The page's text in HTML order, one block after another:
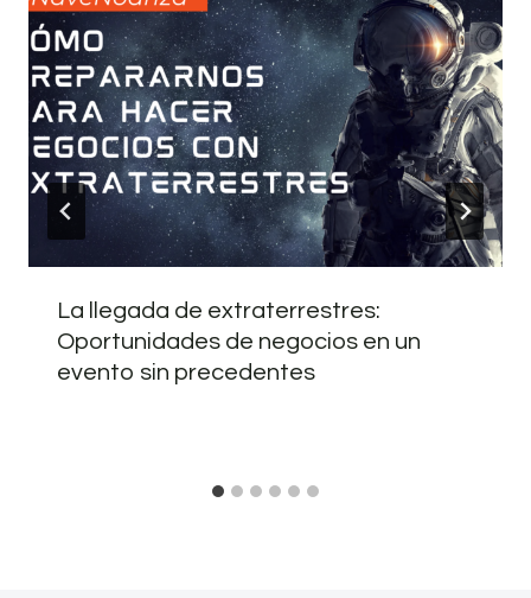
La llegada de extraterrestres:
Oportunidades de negocios en un
evento sin precedentes